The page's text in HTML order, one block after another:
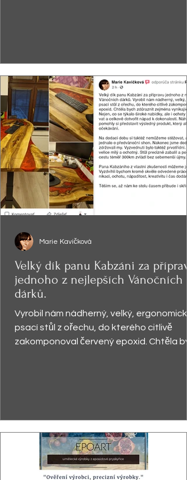
Velký dík panu Kabzáni za
jednoho z nejlepších Vánočních
dárků.
Vyrobil nám nádherný, velký, ergonomický
psací stůl z ořechu, do kterého citlivě
zakomponoval červený epoxid. Chtěla
Marie Kavičková